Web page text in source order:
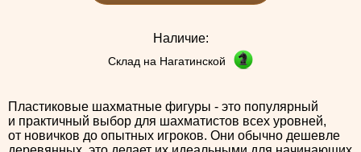
Наличие:
Склад на Нагатинской
Пластиковые шахматные фигуры - это популярный
и практичный выбор для шахматистов всех уровней,
от новичков до опытных игроков. Они обычно дешевле